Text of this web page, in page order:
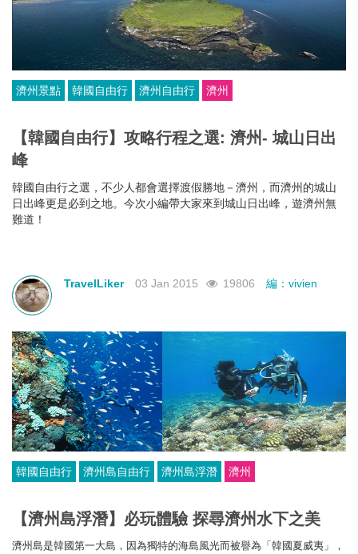
濟州景點 韓國自由行 濟州自由行 濟州
【韓國自由行】攻略行程之選: 濟州- 城山日出
峰
韓國自由行之選，不少人都會選擇渡假勝地－濟州，而濟州的城山
日出峰更是必到之地。今次小編帶大家來到城山日出峰，遊濟州無
難道！
TravelLiker 03 Jan 2015 19806 編：vivien
韓國自由行 濟州島自由行 濟州島浮潛 濟州
【濟州島浮潛】必玩體驗 探尋​濟州水下之美
濟州島是韓國第一大島，因為獨特的海島風光而被譽為「韓國夏威夷」，